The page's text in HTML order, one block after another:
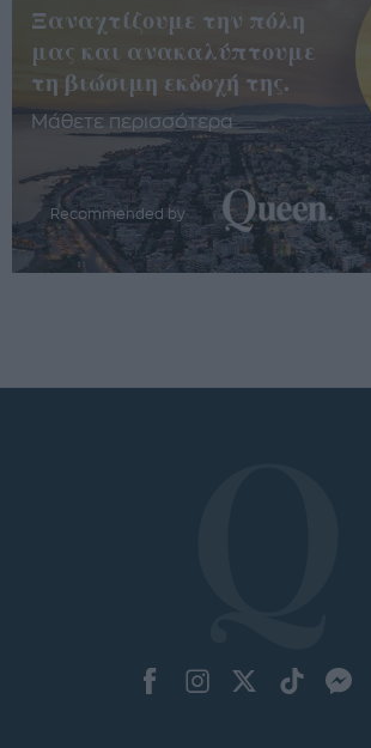
Ξαναχτίζουμε την πόλη
μας και ανακαλύπτουμε
τη βιώσιμη εκδοχή της.
Μάθετε περισσότερα
Recommended by